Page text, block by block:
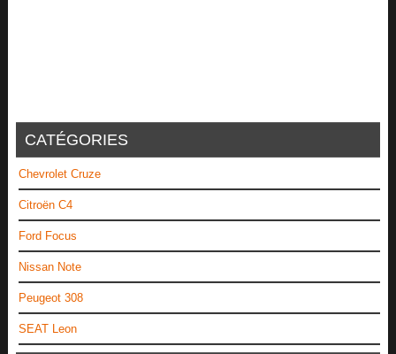
CATÉGORIES
Chevrolet Cruze
Citroën C4
Ford Focus
Nissan Note
Peugeot 308
SEAT Leon